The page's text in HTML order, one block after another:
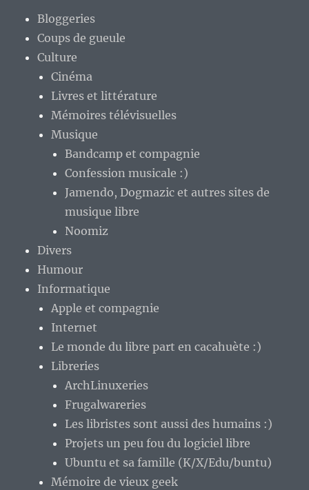
Bloggeries
Coups de gueule
Culture
Cinéma
Livres et littérature
Mémoires télévisuelles
Musique
Bandcamp et compagnie
Confession musicale :)
Jamendo, Dogmazic et autres sites de
musique libre
Noomiz
Divers
Humour
Informatique
Apple et compagnie
Internet
Le monde du libre part en cacahuète :)
Libreries
ArchLinuxeries
Frugalwareries
Les libristes sont aussi des humains :)
Projets un peu fou du logiciel libre
Ubuntu et sa famille (K/X/Edu/buntu)
Mémoire de vieux geek